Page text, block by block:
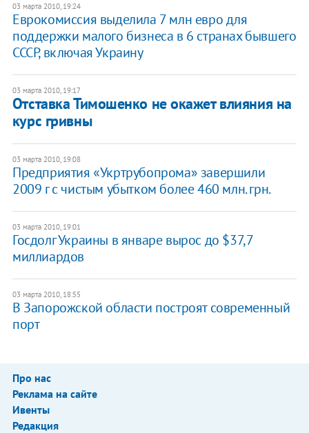
03 марта 2010, 19:24
Еврокомиссия выделила 7 млн евро для
поддержки малого бизнеса в 6 странах бывшего
СССР, включая Украину
03 марта 2010, 19:17
Отставка Тимошенко не окажет влияния на
курс гривны
03 марта 2010, 19:08
Предприятия «Укртрубопрома» завершили
2009 г с чистым убытком более 460 млн. грн.
03 марта 2010, 19:01
Госдолг Украины в январе вырос до $37,7
миллиардов
03 марта 2010, 18:55
В Запорожской области построят современный
порт
Про нас
Реклама на сайте
Ивенты
Редакция